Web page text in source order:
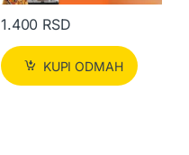
1.400 RSD
KUPI ODMAH